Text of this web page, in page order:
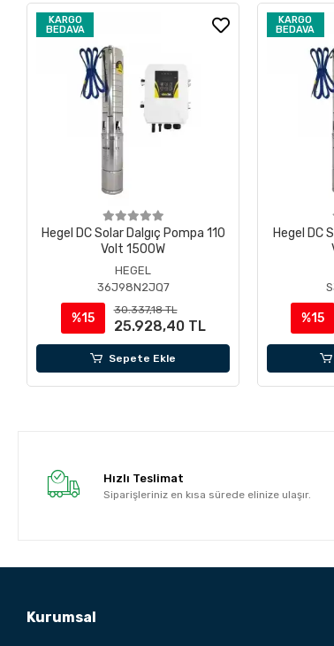
KARGO
BEDAVA
Hegel DC Solar Dalgıç Pompa 110
Volt 1500W
HEGEL
36J98N2JQ7
%15
30.337,18 TL
25.928,40 TL
Sepete Ekle
KARGO
BEDAVA
Hegel DC
%15
Hızlı Teslimat
Siparişleriniz en kısa sürede elinize ulaşır.
Kurumsal